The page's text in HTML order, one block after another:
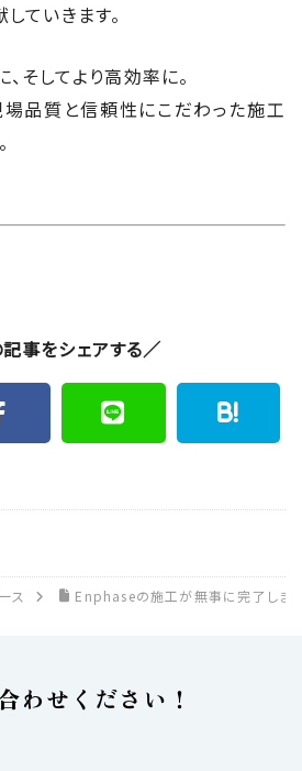
ていきます。
そしてより高効率に。
場品質と信頼性にこだわった施工
事をシェアする／
ス Enphaseの施工が無事に完了しまし
わせください！